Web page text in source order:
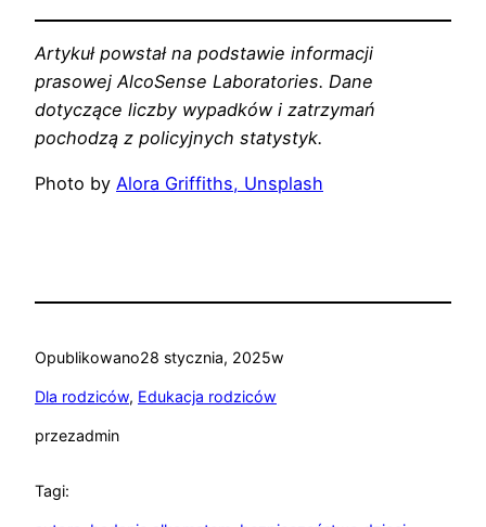
Artykuł powstał na podstawie informacji
prasowej AlcoSense Laboratories. Dane
dotyczące liczby wypadków i zatrzymań
pochodzą z policyjnych statystyk.
Photo by Alora Griffiths, Unsplash
Opublikowano28 stycznia, 2025w
Dla rodziców, Edukacja rodziców
przezadmin
Tagi: